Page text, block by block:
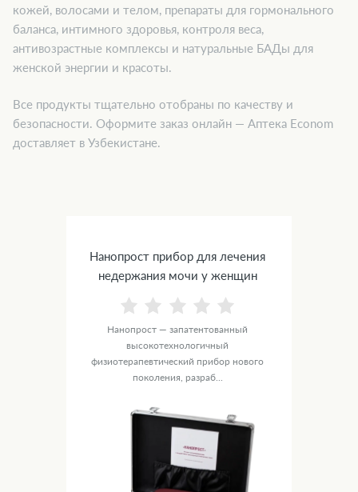
кожей, волосами и телом, препараты для гормонального
баланса, интимного здоровья, контроля веса,
антивозрастные комплексы и натуральные БАДы для
женской энергии и красоты.
Все продукты тщательно отобраны по качеству и
безопасности. Оформите заказ онлайн — Аптека Econom
доставляет в Узбекистане.
Нанопрост прибор для лечения
недержания мочи у женщин
Нанопрост — запатентованный
высокотехнологичный
физиотерапевтический прибор нового
поколения, разраб...